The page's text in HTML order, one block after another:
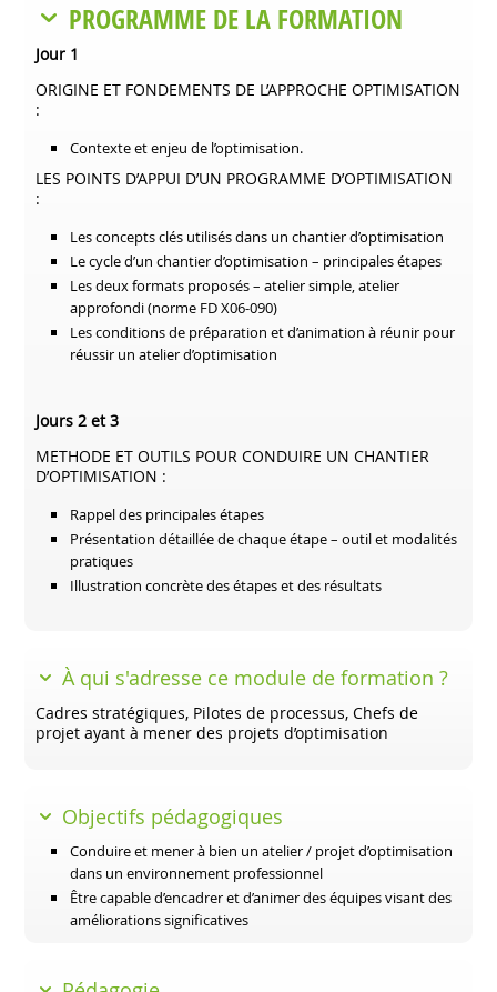
PROGRAMME DE LA FORMATION
Jour 1
ORIGINE ET FONDEMENTS DE L’APPROCHE OPTIMISATION
:
Contexte et enjeu de l’optimisation.
LES POINTS D’APPUI D’UN PROGRAMME D’OPTIMISATION
:
Les concepts clés utilisés dans un chantier d’optimisation
Le cycle d’un chantier d’optimisation – principales étapes
Les deux formats proposés – atelier simple, atelier
approfondi (norme FD X06-090)
Les conditions de préparation et d’animation à réunir pour
réussir un atelier d’optimisation
Jours 2 et 3
METHODE ET OUTILS POUR CONDUIRE UN CHANTIER
D’OPTIMISATION :
Rappel des principales étapes
Présentation détaillée de chaque étape – outil et modalités
pratiques
Illustration concrète des étapes et des résultats
À qui s'adresse ce module de formation ?
Cadres stratégiques, Pilotes de processus, Chefs de
projet ayant à mener des projets d’optimisation
Objectifs pédagogiques
Conduire et mener à bien un atelier / projet d’optimisation
dans un environnement professionnel
Être capable d’encadrer et d’animer des équipes visant des
améliorations significatives